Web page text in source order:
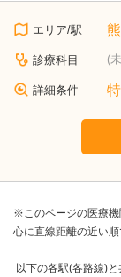
エリア/駅
診療科目 (
詳細条件
※このページの医療機
心に直線距離の近い
以下の各駅(各路線)